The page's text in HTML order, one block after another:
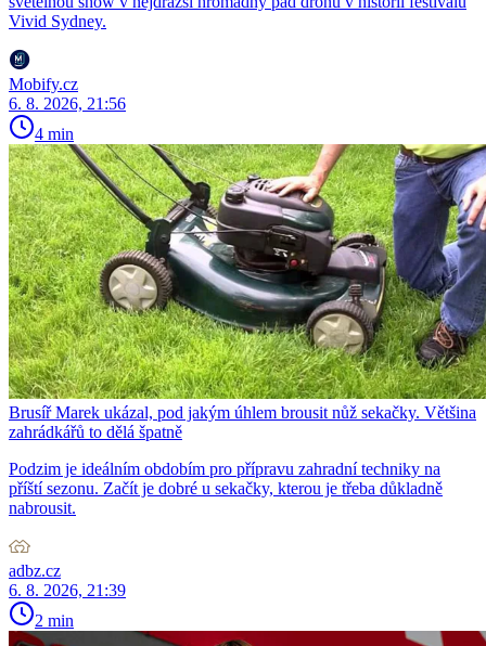
Vivid Sydney.
Mobify.cz
6. 8. 2026, 21:56
4 min
Brusíř Marek ukázal, pod jakým úhlem brousit nůž sekačky. Většina
zahrádkářů to dělá špatně
Podzim je ideálním obdobím pro přípravu zahradní techniky na
příští sezonu. Začít je dobré u sekačky, kterou je třeba důkladně
nabrousit.
adbz.cz
6. 8. 2026, 21:39
2 min